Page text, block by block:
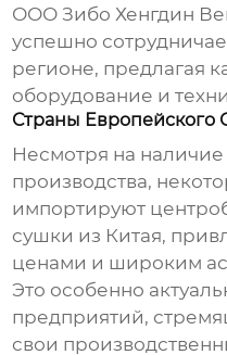
ООО Зибо Хенгдин
успешно
регионе, предлагая
оборудование и
Страны Европейского
Несмотря на наличие
производства,
импортируют
сушки из Китая,
ценами и широким
Это особенно
предприятий,
свои